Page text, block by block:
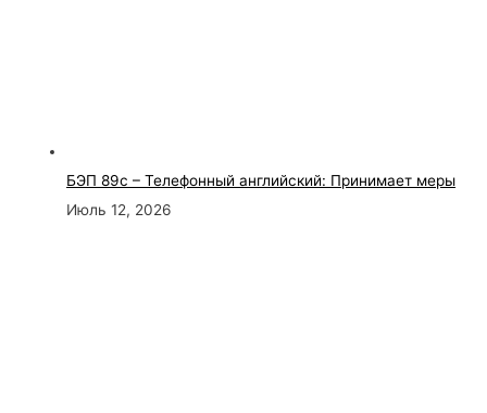
БЭП 89с – Телефонный английский: Принимает меры
Июль 12, 2026